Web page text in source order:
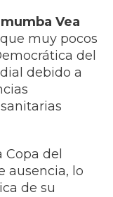
Vea
muy pocos
del
debido a
Copa del
ausencia, lo
de su